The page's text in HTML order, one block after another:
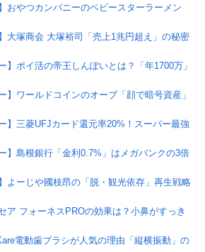
おやつカンパニーのベビースターラーメン
大塚商会 大塚裕司「売上1兆円超え」の秘密
】ポイ活の帝王しんぽいとは？「年1700万」
】ワールドコインのオーブ「顔で暗号資産」
】三菱UFJカード還元率20%！スーパー最強
】島根銀行「金利0.7%」はメガバンクの3倍
よーじや國枝昂の「脱・観光依存」再生戦略
ア フォーネスPROの効果は？小鼻がすっき
電動歯ブラシが人気の理由「縦横振動」の